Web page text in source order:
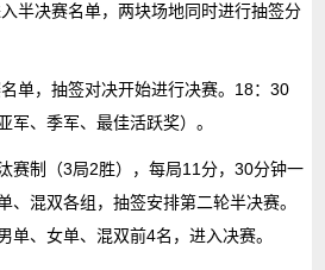
半决赛名单，两块场地同时进行抽签分
单，抽签对决开始进行决赛。18：30
军、季军、最佳活跃奖）。
赛制（3局2胜），每局11分，30分钟一
、混双各组，抽签安排第二轮半决赛。
单、女单、混双前4名，进入决赛。